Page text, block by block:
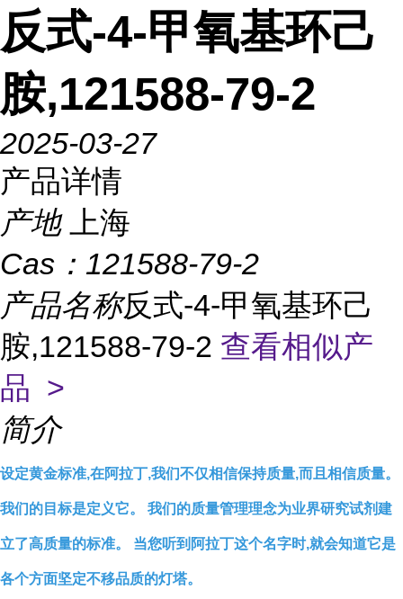
反式-4-甲氧基环己
胺,121588-79-2
2025-03-27
产品详情
产地
上海
Cas： 121588-79-2
产品名称反式-4-甲氧基环己
胺,121588-79-2 查看相似产
品 >
简介
设定黄金标准,在阿拉丁,我们不仅相信保持质量,而且相信质量。
我们的目标是定义它。 我们的质量管理理念为业界研究试剂建
立了高质量的标准。 当您听到阿拉丁这个名字时,就会知道它是
各个方面坚定不移品质的灯塔。